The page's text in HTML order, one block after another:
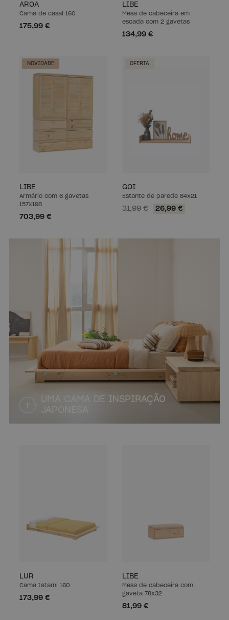
AROA
Cama de casal 160
175,99 €
LIBE
Mesa de cabeceira em
escada com 2 gavetas
134,99 €
NOVIDADE
LIBE
Armário com 6 gavetas
157x198
703,99 €
OFERTA
GOI
Estante de parede 84x21
31,99 € 26,99 €
UMA CAMA DE INSPIRAÇÃO
JAPONESA
LUR
Cama tatami 160
173,99 €
LIBE
Mesa de cabeceira com
gaveta 78x32
81,99 €